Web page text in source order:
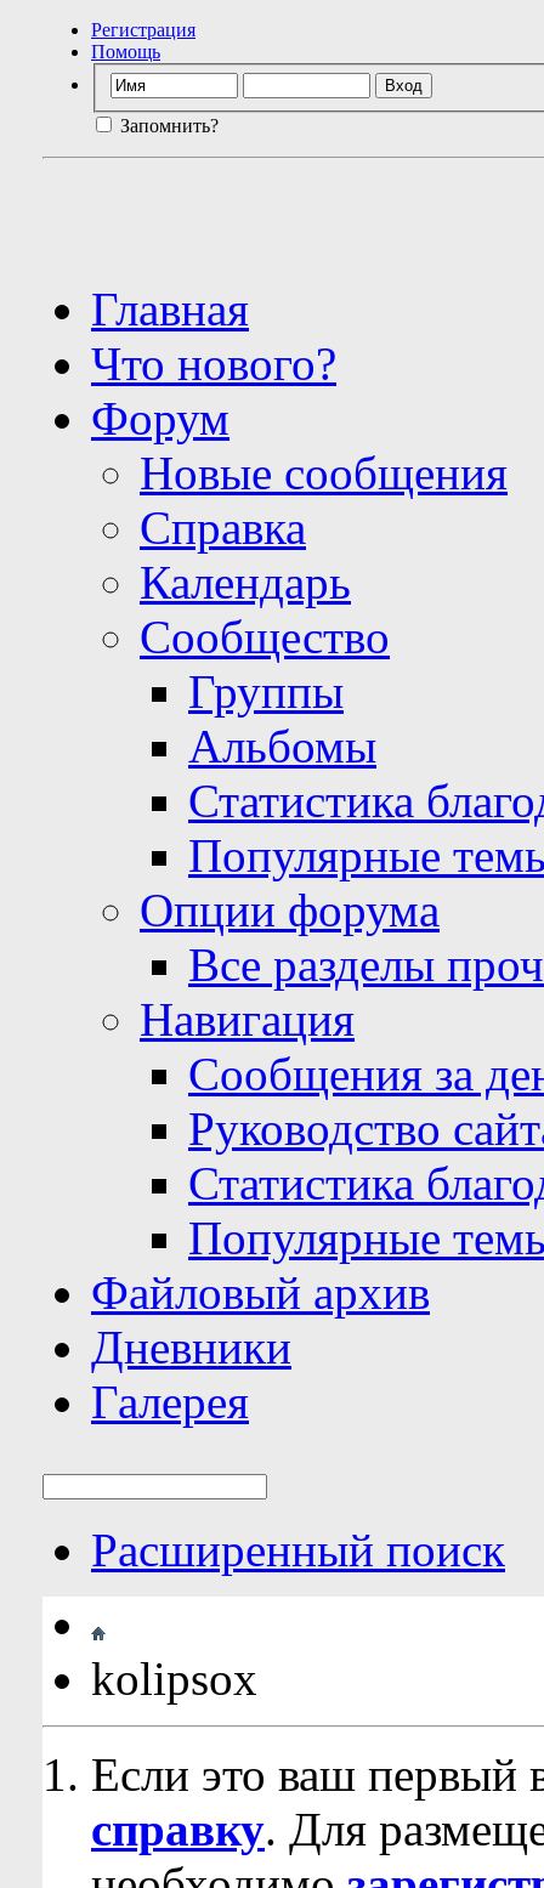
Регистрация
Помощь
Запомнить?
Главная
Что нового?
Форум
Новые сообщения
Справка
Календарь
Сообщество
Группы
Альбомы
Статистика
Популярные
Опции форума
Все разделы
Навигация
Сообщения за
Руководство
Статистика
Популярные
Файловый архив
Дневники
Галерея
Расширенный поиск
kolipsox
Если это ваш первый
справку. Для